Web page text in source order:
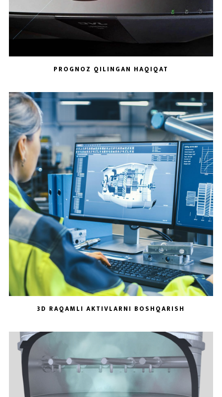
PROGNOZ QILINGAN HAQIQAT
3D RAQAMLI AKTIVLARNI BOSHQARISH